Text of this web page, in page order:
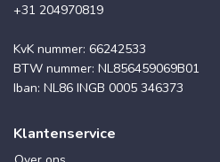
+31 204970819
KvK nummer: 66242533
BTW nummer: NL856459069B01
Iban: NL86 INGB 0005 346373
Klantenservice